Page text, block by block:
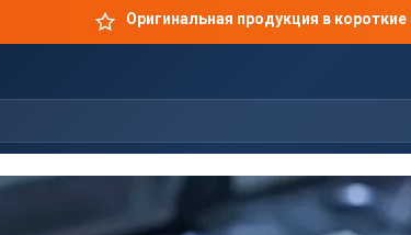
Оригинальная продукция в короткие